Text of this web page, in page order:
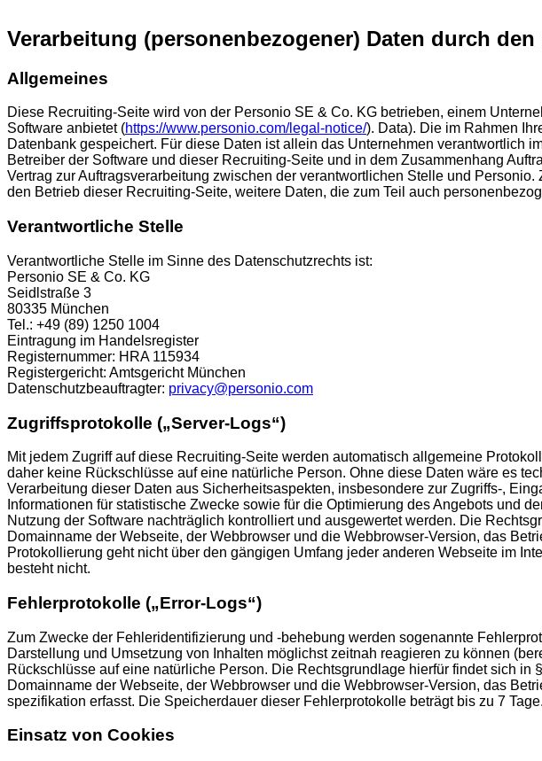
Verarbeitung (personenbezogener) Daten durch
Allgemeines
Diese Recruiting-Seite wird von der Personio SE & Co. KG betrieben, einem
Software anbietet (https://www.personio.com/legal-notice/). Data). Die im Rahmen
Datenbank gespeichert. Für diese Daten ist allein das Unternehmen verantwortlich
Betreiber der Software und dieser Recruiting-Seite und in dem Zusammenhang
Vertrag zur Auftragsverarbeitung zwischen der verantwortlichen Stelle und
den Betrieb dieser Recruiting-Seite, weitere Daten, die zum Teil auch
Verantwortliche Stelle
Verantwortliche Stelle im Sinne des Datenschutzrechts ist:
Personio SE & Co. KG
Seidlstraße 3
80335 München
Tel.: +49 (89) 1250 1004
Eintragung im Handelsregister
Registernummer: HRA 115934
Registergericht: Amtsgericht München
Datenschutzbeauftragter: privacy@personio.com
Zugriffsprotokolle („Server-Logs“)
Mit jedem Zugriff auf diese Recruiting-Seite werden automatisch allgemeine
daher keine Rückschlüsse auf eine natürliche Person. Ohne diese Daten wäre es
Verarbeitung dieser Daten aus Sicherheitsaspekten, insbesondere zur Zugriffs-,
Informationen für statistische Zwecke sowie für die Optimierung des Angebots und
Nutzung der Software nachträglich kontrolliert und ausgewertet werden. Die
Domainname der Webseite, der Webbrowser und die Webbrowser-Version, das
Protokollierung geht nicht über den gängigen Umfang jeder anderen Webseite im
besteht nicht.
Fehlerprotokolle („Error-Logs“)
Zum Zwecke der Fehleridentifizierung und -behebung werden sogenannte
Darstellung und Umsetzung von Inhalten möglichst zeitnah reagieren zu können
Rückschlüsse auf eine natürliche Person. Die Rechtsgrundlage hierfür findet sich
Domainname der Webseite, der Webbrowser und die Webbrowser-Version, das
spezifikation erfasst. Die Speicherdauer dieser Fehlerprotokolle beträgt bis zu 7
Einsatz von Cookies